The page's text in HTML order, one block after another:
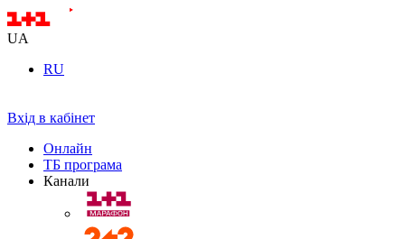
UA
RU
Вхід в кабінет
Онлайн
ТБ програма
Канали